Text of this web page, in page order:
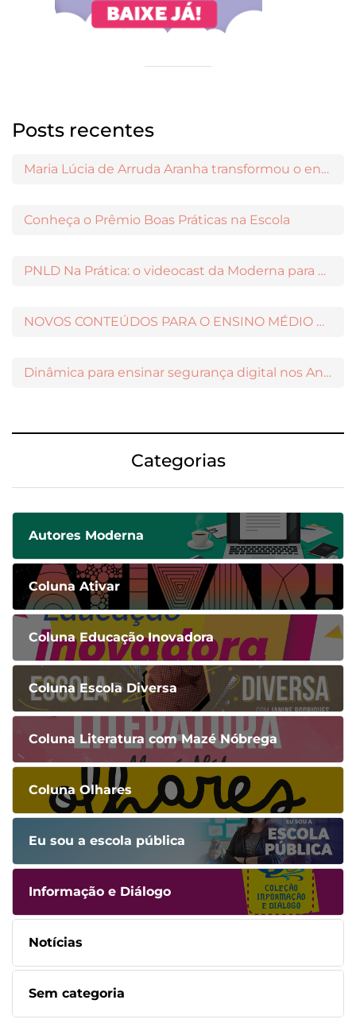
Posts recentes
Maria Lúcia de Arruda Aranha transformou o ensino de Filosofia no Brasil
Conheça o Prêmio Boas Práticas na Escola
PNLD Na Prática: o videocast da Moderna para apoiar a escolha das obras aprovadas
NOVOS CONTEÚDOS PARA O ENSINO MÉDIO DISPONÍVEIS NO MODERNAMIGOS
Dinâmica para ensinar segurança digital nos Anos Iniciais
Categorias
Autores Moderna
Coluna Ativar
Coluna Educação Inovadora
Coluna Escola Diversa
Coluna Literatura com Mazé Nóbrega
Coluna Olhares
Eu sou a escola pública
Informação e Diálogo
Notícias
Sem categoria